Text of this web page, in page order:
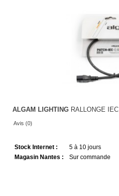
ALGAM LIGHTING RALLONGE IEC
Avis (0)
Stock Internet :
5 à 10 jours
Magasin Nantes :
Sur commande